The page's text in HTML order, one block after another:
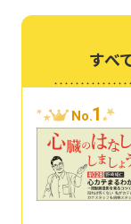
すべ
No.1